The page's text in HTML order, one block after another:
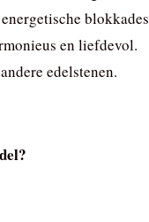
blokkades
en liefdevol.
edelstenen.